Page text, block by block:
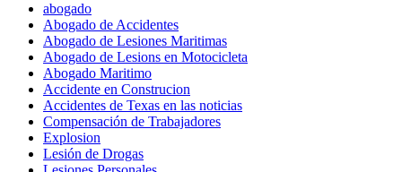
abogado
Abogado de Accidentes
Abogado de Lesiones Maritimas
Abogado de Lesions en Motocicleta
Abogado Maritimo
Accidente en Construcion
Accidentes de Texas en las noticias
Compensación de Trabajadores
Explosion
Lesión de Drogas